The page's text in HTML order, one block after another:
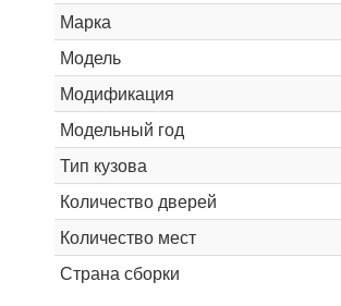
Марка
Модель
Модификация
Модельный год
Тип кузова
Количество дверей
Количество мест
Страна сборки